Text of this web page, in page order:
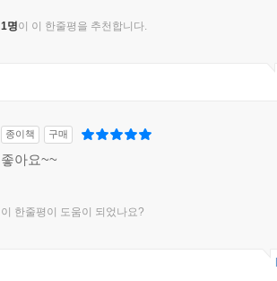
1명이 이 한줄평을 추천합니다.
종이책 구매
좋아요~~
이 한줄평이 도움이 되었나요?